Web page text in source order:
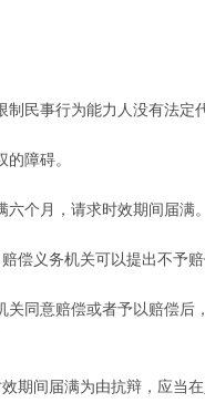
事行为能力人没有法定
障碍。
个月，请求时效期间届满。
义务机关可以提出不予赔
意赔偿或者予以赔偿后
间届满为由抗辩，应当在